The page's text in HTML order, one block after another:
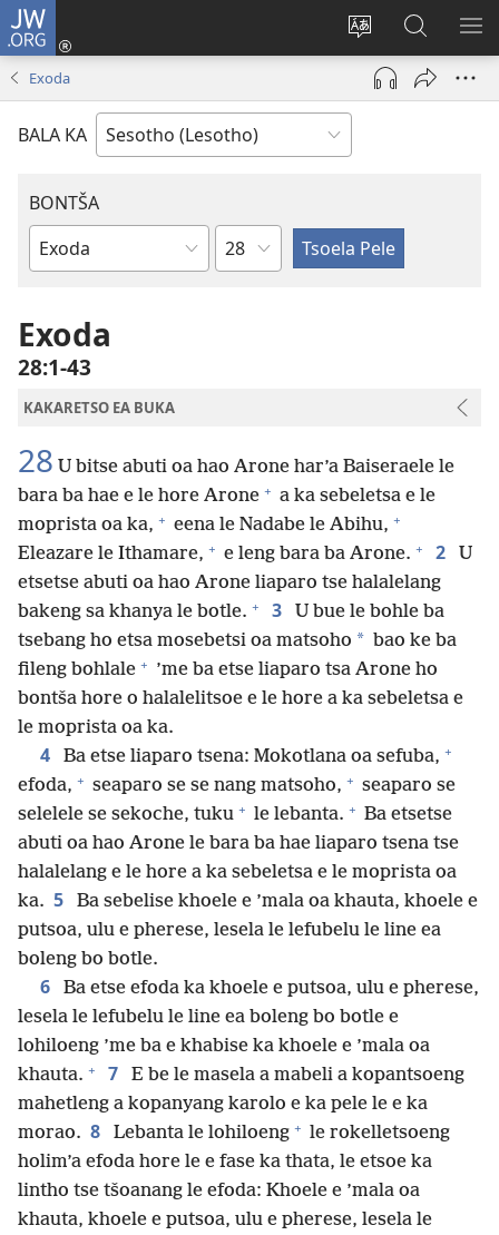
JW.ORG
Fetola
puo
Kena
(opens
window)
Batla
JW.ORG/
Exoda
BALA KA
BONTŠA
Buka
Bibele
KHaolo
Exoda
28:1-43
KAKARETSO EA BUKA
28 U bitse abuti oa hao Arone har’a Baiseraele le
bara ba hae e le hore Arone + a ka sebeletsa e le
moprista oa ka, + eena le Nadabe le Abihu, +
Eleazare le Ithamare, + e leng bara ba Arone. + 2
U
etsetse abuti oa hao Arone liaparo tse halalelang
bakeng sa khanya le botle. + 3
U bue le bohle ba
tsebang ho etsa mosebetsi oa matsoho * bao ke ba
fileng bohlale + ’me ba etse liaparo tsa Arone ho
bontša hore o halalelitsoe e le hore a ka sebeletsa e
le moprista oa ka.
4 Ba etse liaparo tsena: Mokotlana oa sefuba, +
efoda, + seaparo se se nang matsoho, + seaparo se
selelele se sekoche, tuku + le lebanta. + Ba etsetse
abuti oa hao Arone le bara ba hae liaparo tsena tse
halalelang e le hore a ka sebeletsa e le moprista oa
ka. 5
Ba sebelise khoele e ’mala oa khauta, khoele e
putsoa, ulu e pherese, lesela le lefubelu le line ea
boleng bo botle.
6
Ba etse efoda ka khoele e putsoa, ulu e pherese,
lesela le lefubelu le line ea boleng bo botle e
lohiloeng ’me ba e khabise ka khoele e ’mala oa
khauta. + 7
E be le masela a mabeli a kopantsoeng
mahetleng a kopanyang karolo e ka pele le e ka
morao. 8 Lebanta le lohiloeng + le rokelletsoeng
holim’a efoda hore le e fase ka thata, le etsoe ka
lintho tse tšoanang le efoda: Khoele e ’mala oa
khauta, khoele e putsoa, ulu e pherese, lesela le